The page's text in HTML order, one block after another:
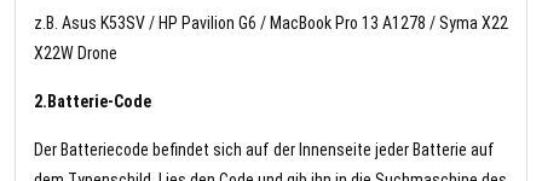
z.B. Asus K53SV / HP Pavilion G6 / MacBook Pro 13 A1278 / Syma X22
X22W Drone
2.Batterie-Code
Der Batteriecode befindet sich auf der Innenseite jeder Batterie auf